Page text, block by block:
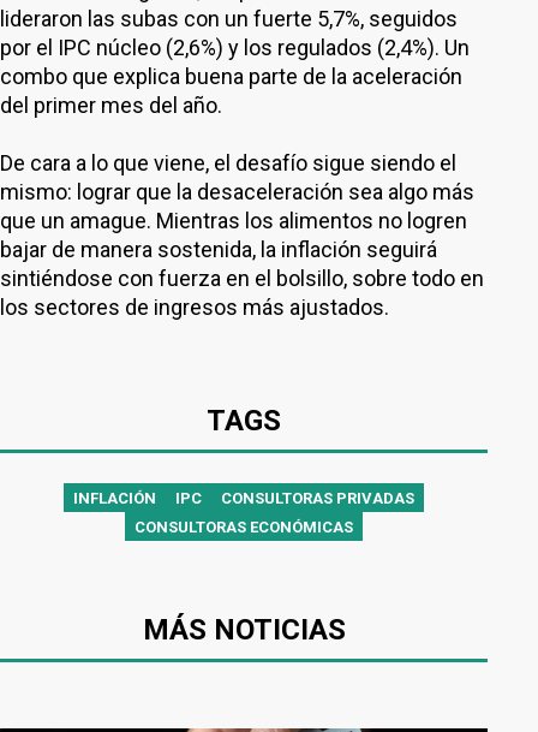
lideraron las subas con un fuerte 5,7%, seguidos
por el IPC núcleo (2,6%) y los regulados (2,4%). Un
combo que explica buena parte de la aceleración
del primer mes del año.
De cara a lo que viene, el desafío sigue siendo el
mismo: lograr que la desaceleración sea algo más
que un amague. Mientras los alimentos no logren
bajar de manera sostenida, la inflación seguirá
sintiéndose con fuerza en el bolsillo, sobre todo en
los sectores de ingresos más ajustados.
TAGS
INFLACIÓN IPC
CONSULTORAS PRIVADAS
CONSULTORAS ECONÓMICAS
MÁS NOTICIAS